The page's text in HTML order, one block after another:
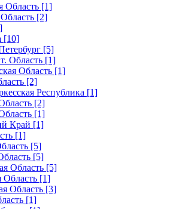
Область [1]
[2]
[10]
[5]
Область [1]
Область [1]
[2]
Республика [1]
[2]
[1]
Край [1]
[1]
[5]
[5]
Область [5]
Область [1]
Область [3]
[1]